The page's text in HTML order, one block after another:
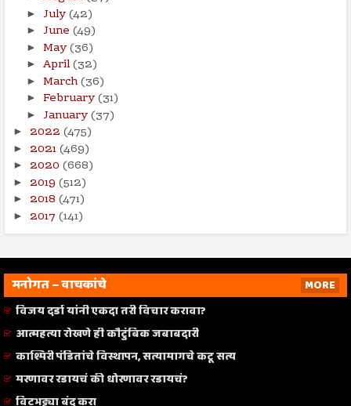
► July(42)
► June (49)
► May(36)
► April(32)
► March(36)
► February(31)
► January(37)
► 2022 (475)
► 2021(469)
► 2020 (668)
► 2019 (512)
► 2018 (471)
► 2017 (141)
मनोगत – वाचकांचे
MORE
विजय दर्डा यांनी एकदा तरी विचार करावा?
आत्महत्या रोखणे ही कौटुंबिक जबाबदारी
काश्मिरी पंडितांचे विस्थापन, सत्यामागचे कटू सत्य
मरणावर रडायचं की धोरणावर रडायचं?
विटभट्ट्या बंद करा